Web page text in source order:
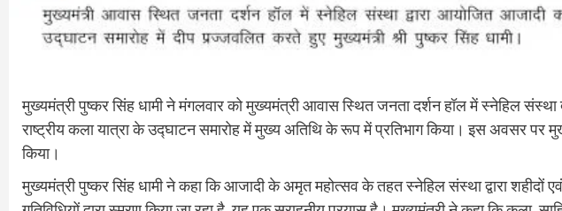
मुख्यमंत्री पुष्कर सिंह धामी ने मंगलवार को मुख्यमंत्री आवास स्थित जनता दर्शन हॉल में स्नेहिल संस्था
राष्ट्रीय कला यात्रा के उद्घाटन समारोह में मुख्य अतिथि के रूप में प्रतिभाग किया। इस अवसर पर
किया।
मुख्यमंत्री पुष्कर सिंह धामी ने कहा कि आजादी के अमृत महोत्सव के तहत स्नेहिल संस्था द्वारा शहीदों